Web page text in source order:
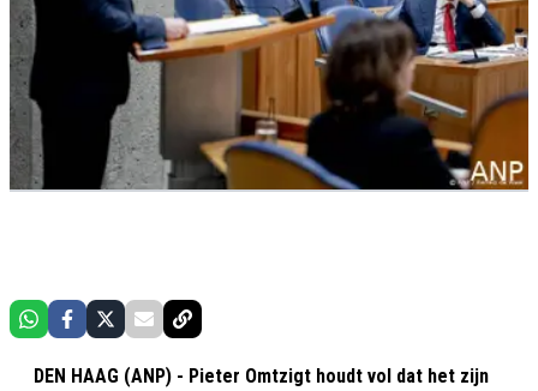
DEN HAAG (ANP) - Pieter Omtzigt houdt vol dat het zijn